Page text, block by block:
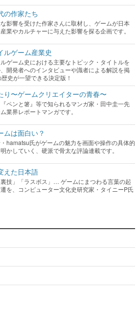
の作家たち
影響を受けた作家さんに取材し、ゲームが日本
業やカルチャーに与えた影響を探る企画です。
ルゲーム産業史
ゲーム史における主要なトピック・タイトルを
開発者へのインタビューや識者による解説を掲
史が一望できる決定版！
り〜ゲームクリエイターの青春〜
『ペンと箸』等で知られるマンガ家・田中圭一先
業界レポートマンガです。
ムは面白い？
hamatsu氏がゲームの魅力を画面や操作の具体的
かしていく、硬派で骨太な評論連載です。
えた日本語
裏技」「ラスボス」… ゲームにまつわる言葉の起
を、コンピューター文化史研究家・タイニーP氏